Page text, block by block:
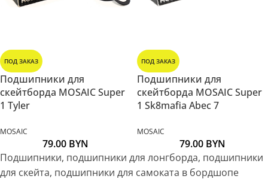
ПОД ЗАКАЗ
Подшипники для
скейтборда MOSAIC Super
1 Tyler
MOSAIC
79.00 BYN
ПОД ЗАКАЗ
Подшипники для
скейтборда MOSAIC Super
1 Sk8mafia Abec 7
MOSAIC
79.00 BYN
Подшипники, подшипники для лонгборда, подшипники
для скейта, подшипники для самоката в бордшопе